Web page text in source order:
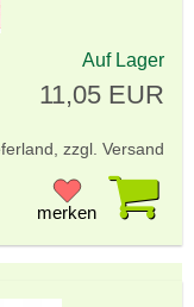
Auf Lager
11,05 EUR
zzgl. Versand
merken